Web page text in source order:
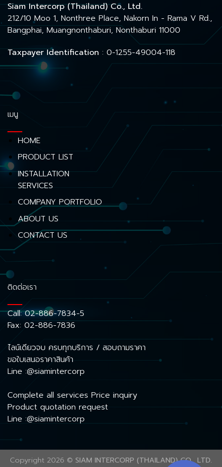
Siam Intercorp (Thailand) Co., Ltd.
212/10 Moo 1, Nonthree Place, Nakorn In - Rama V Rd.,
Bangphai, Muangnonthaburi, Nonthaburi 11000
Taxpayer Identification : 0-1255-49004-118
เมนู
HOME
PRODUCT LIST
INSTALLATION
SERVICES
COMPANY PORTFOLIO
ABOUT US
CONTACT US
ติดต่อเรา
Call:02-886-7834-5
Fax: 02-886-7836
ไลน์เดียวจบ ครบทุกบริการ / สอบถามราคา
ขอใบเสนอราคาสินค้า
Line :@siamintercorp
Complete all services Price inquiry
Product quotation request
Line :@siamintercorp
Copyright 2026 © SIAM INTERCORP (THAILAND) CO., LTD.